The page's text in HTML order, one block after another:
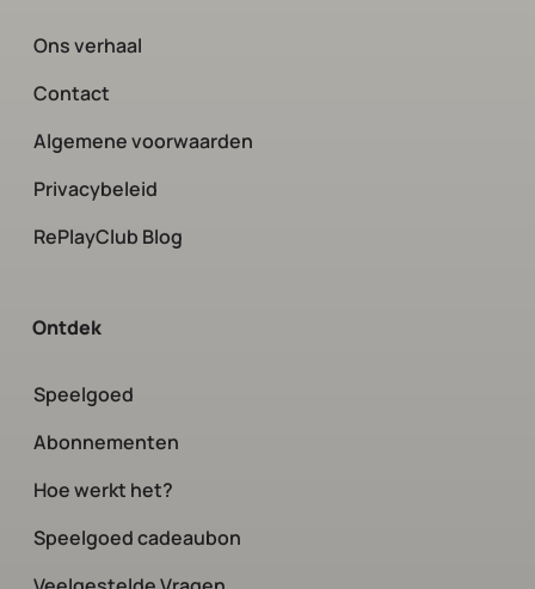
Ons verhaal
Contact
Algemene voorwaarden
Privacybeleid
RePlayClub Blog
Ontdek
Speelgoed
Abonnementen
Hoe werkt het?
Speelgoed cadeaubon